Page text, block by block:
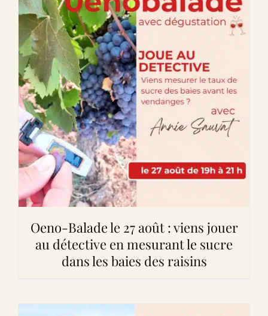
Oeno-Balade le 27 août : viens jouer
au détective en mesurant le sucre
dans les baies des raisins